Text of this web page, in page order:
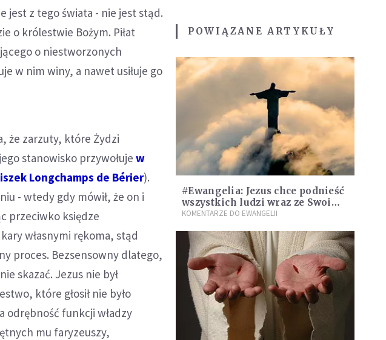
jest z tego świata - nie jest stąd.
o królestwie Bożym. Piłat
o niestworzonych
w nim winy, a nawet usiłuje go
że zarzuty, które Żydzi
stanowisko przywołujew
Longchamps de Bérier).
- wtedy gdy mówił, że on i
przeciwko księdze
własnymi rękoma, stąd
proces. Bezsensowny dlatego,
skazać. Jezus nie był
które głosił nie było
odrębność funkcji władzy
mu faryzeuszy,
POWIĄZANE ARTYKUŁY
#Ewangelia: Jezus chce podnieść
wszystkich ludzi wraz ze Swoim
Zmartwychwstaniem
KOMENTARZE DO EWANGELII